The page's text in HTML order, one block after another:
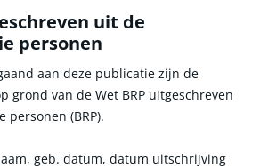
uit de
personen
aan deze publicatie zijn de
grond van de Wet BRP uitgeschreven
personen (BRP).
geb. datum, datum uitschrijving